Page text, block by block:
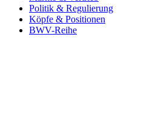
Politik & Regulierung
Köpfe & Positionen
BWV-Reihe